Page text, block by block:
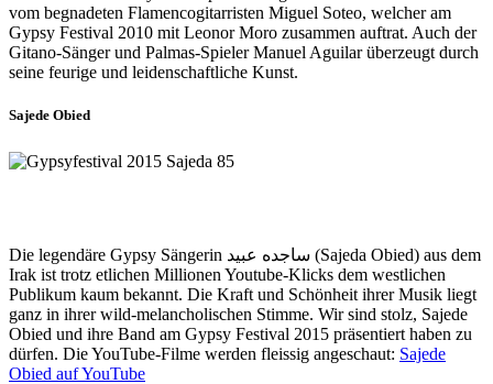
vom begnadeten Flamencogitarristen Miguel Soteo, welcher am
Gypsy Festival 2010 mit Leonor Moro zusammen auftrat. Auch der
Gitano-Sänger und Palmas-Spieler Manuel Aguilar überzeugt durch
seine feurige und leidenschaftliche Kunst.
Sajede Obied
Die legendäre Gypsy Sängerin ساجده عبيد (Sajeda Obied) aus dem
Irak ist trotz etlichen Millionen Youtube-Klicks dem westlichen
Publikum kaum bekannt. Die Kraft und Schönheit ihrer Musik liegt
ganz in ihrer wild-melancholischen Stimme. Wir sind stolz, Sajede
Obied und ihre Band am Gypsy Festival 2015 präsentiert haben zu
dürfen. Die YouTube-Filme werden fleissig angeschaut: Sajede
Obied auf YouTube